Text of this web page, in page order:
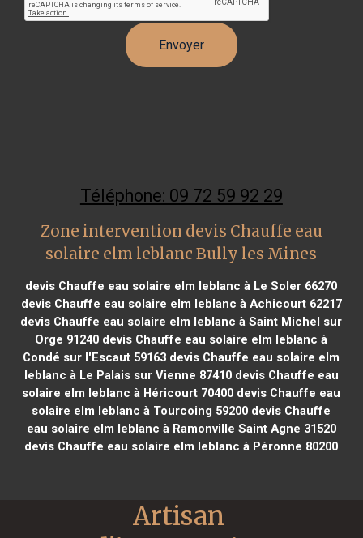
Téléphone: 09 72 59 92 29
Zone intervention devis Chauffe eau
solaire elm leblanc Bully les Mines
devis Chauffe eau solaire elm leblanc à Le Soler 66270
devis Chauffe eau solaire elm leblanc à Achicourt 62217
devis Chauffe eau solaire elm leblanc à Saint Michel sur
Orge 91240 devis Chauffe eau solaire elm leblanc à
Condé sur l'Escaut 59163 devis Chauffe eau solaire elm
leblanc à Le Palais sur Vienne 87410devis Chauffe eau
solaire elm leblanc à Héricourt 70400 devis Chauffe eau
solaire elm leblanc à Tourcoing 59200 devis Chauffe
eau solaire elm leblanc à Ramonville Saint Agne 31520
devis Chauffe eau solaire elm leblanc à Péronne 80200
Artisan